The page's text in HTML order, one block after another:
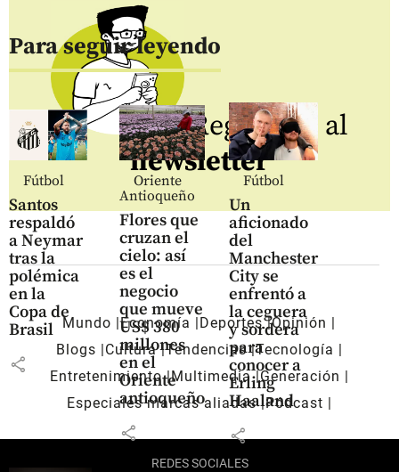
Para seguir leyendo
Fútbol
Santos
respaldó
a Neymar
tras la
polémica
en la
Copa de
Brasil
share
Oriente
Antioqueño
Flores que
cruzan el
cielo: así
es el
negocio
que mueve
US$ 380
millones
en el
Oriente
antioqueño
share
Fútbol
Un
aficionado
del
Manchester
City se
enfrentó a
la ceguera
y sordera
para
conocer a
Erling
Haaland
share
Regístrate al
newsletter
Mundo Economía Deportes Opinión
Blogs
Cultura Tendencias Tecnología
Entretenimiento Multimedia
Generación
Especiales marcas aliadas Pódcast
REDES SOCIALES